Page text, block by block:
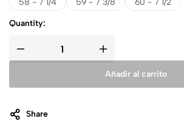
Quantity:
Añadir al carrito
Share